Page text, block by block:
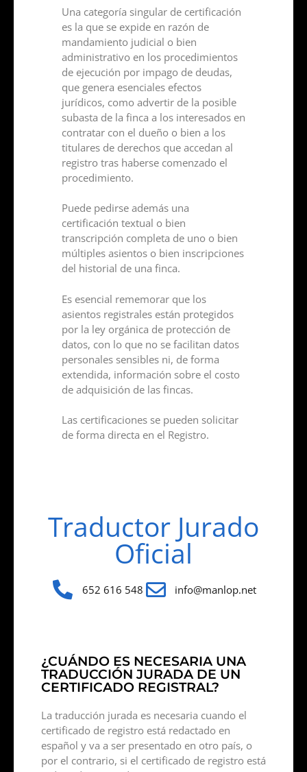
Una categoría singular de certificación
es la que se expide en razón de
mandamiento judicial o bien
administrativo en los procedimientos
de ejecución por impago de deudas,
que genera esenciales efectos
jurídicos, como advertir de la posible
subasta de la finca a los interesados en
contratar con el dueño o bien a los
titulares de derechos que accedan al
registro tras haberse comenzado el
procedimiento.
Puede pedirse además una
certificación textual o bien
transcripción completa de uno o bien
múltiples asientos o bien inscripciones
del historial de una finca.
Es esencial rememorar que los
asientos registrales están protegidos
por la ley orgánica de protección de
datos, con lo que no se facilitan datos
personales sensibles ni, de forma
extendida, información sobre el costo
de adquisición de las fincas.
Las certificaciones se pueden solicitar
de forma directa en el Registro.
Traductor Jurado
Oficial
652 616 548 info@manlop.net
¿CUÁNDO ES NECESARIA UNA
TRADUCCIÓN JURADA DE UN
CERTIFICADO REGISTRAL?
La traducción jurada es necesaria cuando el
certificado de registro está redactado en
español y va a ser presentado en otro país, o
por el contrario, si el certificado de registro está